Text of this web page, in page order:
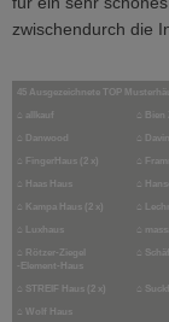
zwischendurch die
45 Ausgezeichnete TOP
⌂ allkauf ⌂ Bien
⌂ Danwood ⌂
⌂ FingerHaus (2 x) ⌂
⌂ Haas Haus ⌂
⌂ Kampa Haus (2 x) ⌂
⌂ Luxhaus ⌂
⌂ Rötzer-Ziegel
-Element-Haus
⌂
⌂ STREIF Haus (2 x) ⌂
⌂ Wolf Haus